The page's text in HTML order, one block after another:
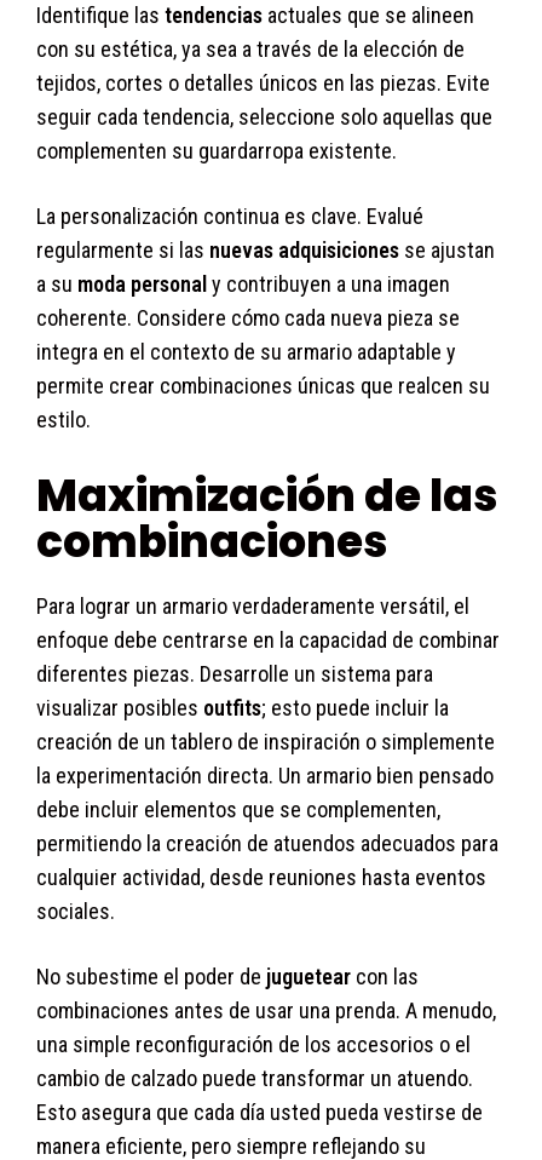
Identifique las tendencias actuales que se alineen
con su estética, ya sea a través de la elección de
tejidos, cortes o detalles únicos en las piezas. Evite
seguir cada tendencia, seleccione solo aquellas que
complementen su guardarropa existente.
La personalización continua es clave. Evalué
regularmente si las nuevas adquisiciones se ajustan
a su moda personaly contribuyen a una imagen
coherente. Considere cómo cada nueva pieza se
integra en el contexto de su armario adaptable y
permite crear combinaciones únicas que realcen su
estilo.
Maximización de las
combinaciones
Para lograr un armario verdaderamente versátil, el
enfoque debe centrarse en la capacidad de combinar
diferentes piezas. Desarrolle un sistema para
visualizar posibles outfits; esto puede incluir la
creación de un tablero de inspiración o simplemente
la experimentación directa. Un armario bien pensado
debe incluir elementos que se complementen,
permitiendo la creación de atuendos adecuados para
cualquier actividad, desde reuniones hasta eventos
sociales.
No subestime el poder de juguetear con las
combinaciones antes de usar una prenda. A menudo,
una simple reconfiguración de los accesorios o el
cambio de calzado puede transformar un atuendo.
Esto asegura que cada día usted pueda vestirse de
manera eficiente, pero siempre reflejando su